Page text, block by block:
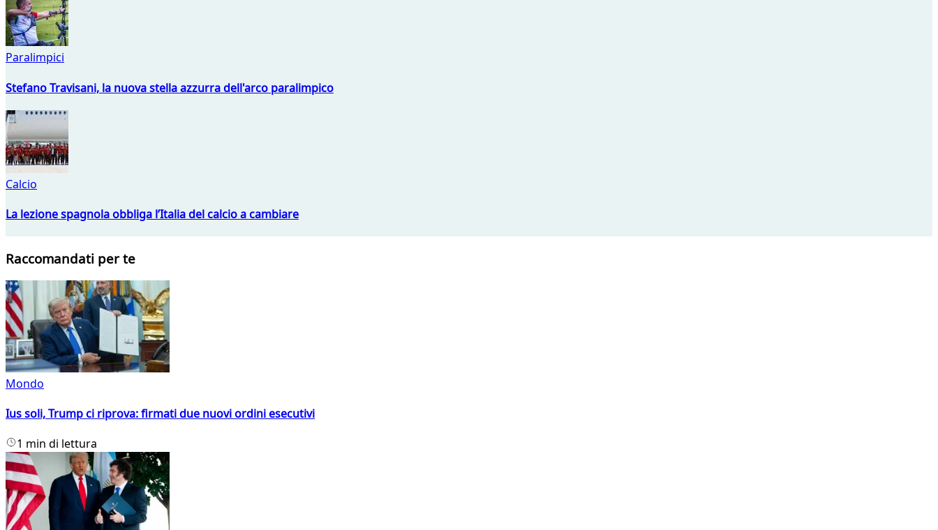
Paralimpici
Stefano Travisani, la nuova stella azzurra dell'arco paralimpico
Calcio
La lezione spagnola obbliga l’Italia del calcio a cambiare
Raccomandati per te
Mondo
Ius soli, Trump ci riprova: firmati due nuovi ordini esecutivi
1 min di lettura